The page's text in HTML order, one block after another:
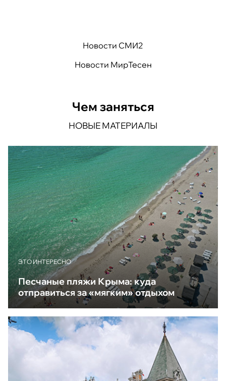
Новости СМИ2
Новости МирТесен
Чем заняться
НОВЫЕ МАТЕРИАЛЫ
ЭТО ИНТЕРЕСНО
Песчаные пляжи Крыма: куда
отправиться за «мягким» отдыхом